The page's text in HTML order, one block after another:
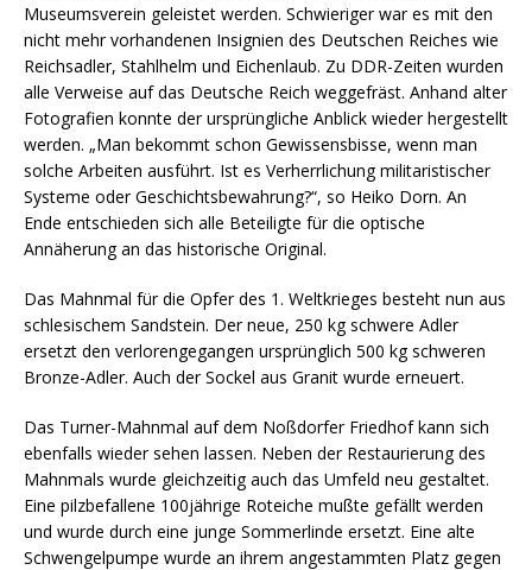
Museumsverein geleistet werden. Schwieriger war es mit den
nicht mehr vorhandenen Insignien des Deutschen Reiches wie
Reichsadler, Stahlhelm und Eichenlaub. Zu DDR-Zeiten wurden
alle Verweise auf das Deutsche Reich weggefräst. Anhand alter
Fotografien konnte der ursprüngliche Anblick wieder hergestellt
werden. „Man bekommt schon Gewissensbisse, wenn man
solche Arbeiten ausführt. Ist es Verherrlichung militaristischer
Systeme oder Geschichtsbewahrung?“, so Heiko Dorn. An
Ende entschieden sich alle Beteiligte für die optische
Annäherung an das historische Original.
Das Mahnmal für die Opfer des 1. Weltkrieges besteht nun aus
schlesischem Sandstein. Der neue, 250 kg schwere Adler
ersetzt den verlorengegangen ursprünglich 500 kg schweren
Bronze-Adler. Auch der Sockel aus Granit wurde erneuert.
Das Turner-Mahnmal auf dem Noßdorfer Friedhof kann sich
ebenfalls wieder sehen lassen. Neben der Restaurierung des
Mahnmals wurde gleichzeitig auch das Umfeld neu gestaltet.
Eine pilzbefallene 100jährige Roteiche mußte gefällt werden
und wurde durch eine junge Sommerlinde ersetzt. Eine alte
Schwengelpumpe wurde an ihrem angestammten Platz gegen